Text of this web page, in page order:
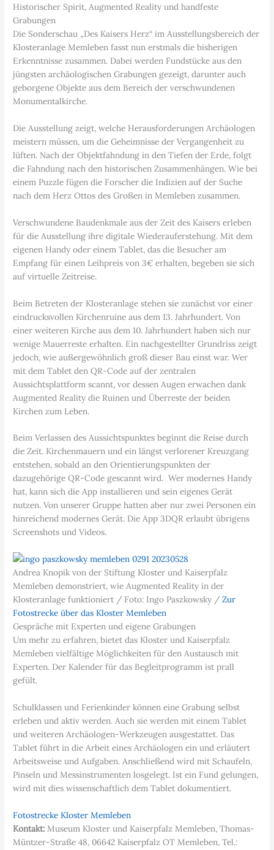
Historischer Spirit, Augmented Reality und handfeste
Grabungen
Die Sonderschau „Des Kaisers Herz“ im Ausstellungsbereich der
Klosteranlage Memleben fasst nun erstmals die bisherigen
Erkenntnisse zusammen. Dabei werden Fundstücke aus den
jüngsten archäologischen Grabungen gezeigt, darunter auch
geborgene Objekte aus dem Bereich der verschwundenen
Monumentalkirche.
Die Ausstellung zeigt, welche Herausforderungen Archäologen
meistern müssen, um die Geheimnisse der Vergangenheit zu
lüften. Nach der Objektfahndung in den Tiefen der Erde, folgt
die Fahndung nach den historischen Zusammenhängen. Wie bei
einem Puzzle fügen die Forscher die Indizien auf der Suche
nach dem Herz Ottos des Großen in Memleben zusammen.
Verschwundene Baudenkmale aus der Zeit des Kaisers erleben
für die Ausstellung ihre digitale Wiederauferstehung. Mit dem
eigenen Handy oder einem Tablet, das die Besucher am
Empfang für einen Leihpreis von 3€ erhalten, begeben sie sich
auf virtuelle Zeitreise.
Beim Betreten der Klosteranlage stehen sie zunächst vor einer
eindrucksvollen Kirchenruine aus dem 13. Jahrhundert. Von
einer weiteren Kirche aus dem 10. Jahrhundert haben sich nur
wenige Mauerreste erhalten. Ein nachgestellter Grundriss zeigt
jedoch, wie außergewöhnlich groß dieser Bau einst war. Wer
mit dem Tablet den QR-Code auf der zentralen
Aussichtsplattform scannt, vor dessen Augen erwachen dank
Augmented Reality die Ruinen und Überreste der beiden
Kirchen zum Leben.
Beim Verlassen des Aussichtspunktes beginnt die Reise durch
die Zeit. Kirchenmauern und ein längst verlorener Kreuzgang
entstehen, sobald an den Orientierungspunkten der
dazugehörige QR-Code gescannt wird. Wer modernes Handy
hat, kann sich die App installieren und sein eigenes Gerät
nutzen. Von unserer Gruppe hatten aber nur zwei Personen ein
hinreichend modernes Gerät. Die App 3DQR erlaubt übrigens
Screenshots und Videos.
Andrea Knopik von der Stiftung Kloster und Kaiserpfalz
Memleben demonstriert, wie Augmented Reality in der
Klosteranlage funktioniert / Foto: Ingo Paszkowsky /Zur
Fotostrecke über das Kloster Memleben
Gespräche mit Experten und eigene Grabungen
Um mehr zu erfahren, bietet das Kloster und Kaiserpfalz
Memleben vielfältige Möglichkeiten für den Austausch mit
Experten. Der Kalender für das Begleitprogramm ist prall
gefült.
Schulklassen und Ferienkinder können eine Grabung selbst
erleben und aktiv werden. Auch sie werden mit einem Tablet
und weiteren Archäologen-Werkzeugen ausgestattet. Das
Tablet führt in die Arbeit eines Archäologen ein und erläutert
Arbeitsweise und Aufgaben. Anschließend wird mit Schaufeln,
Pinseln und Messinstrumenten losgelegt. Ist ein Fund gelungen,
wird mit dies wissenschaftlich dem Tablet dokumentiert.
Fotostrecke Kloster Memleben
Kontakt:Museum Kloster und Kaiserpfalz Memleben, Thomas-
Müntzer-Straße 48, 06642 Kaiserpfalz OT Memleben, Tel.: